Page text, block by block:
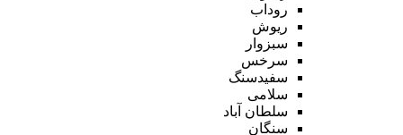
روداب
ریوش
سبزوار
سرخس
سفیدسنگ
سلامی
سلطان آباد
سنگان